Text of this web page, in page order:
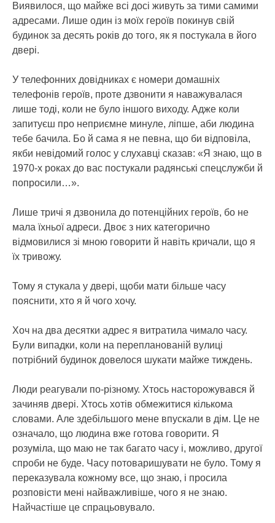
Виявилося, що майже всі досі живуть за тими самими
адресами. Лише один із моїх героїв покинув свій
будинок за десять років до того, як я постукала в його
двері.
У телефонних довідниках є номери домашніх
телефонів героїв, проте дзвонити я наважувалася
лише тоді, коли не було іншого виходу. Адже коли
запитуєш про неприємне минуле, ліпше, аби людина
тебе бачила. Бо й сама я не певна, що би відповіла,
якби невідомий голос у слухавці сказав: «Я знаю, що в
1970-х роках до вас постукали радянські спецслужби й
попросили…».
Лише тричі я дзвонила до потенційних героїв, бо не
мала їхньої адреси. Двоє з них категорично
відмовилися зі мною говорити й навіть кричали, що я
їх тривожу.
Тому я стукала у двері, щоби мати більше часу
пояснити, хто я й чого хочу.
Хоч на два десятки адрес я витратила чимало часу.
Були випадки, коли на перепланованій вулиці
потрібний будинок довелося шукати майже тиждень.
Люди реагували по-різному. Хтось насторожувався й
зачиняв двері. Хтось хотів обмежитися кількома
словами. Але здебільшого мене впускали в дім. Це не
означало, що людина вже готова говорити. Я
розуміла, що маю не так багато часу і, можливо, другої
спроби не буде. Часу потоваришувати не було. Тому я
переказувала кожному все, що знаю, і просила
розповісти мені найважливіше, чого я не знаю.
Найчастіше це спрацьовувало.